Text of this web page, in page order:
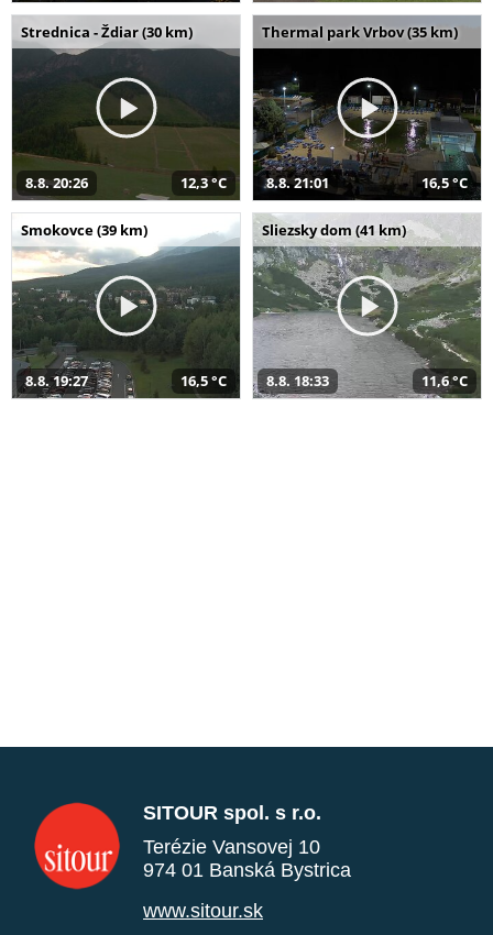
Strednica - Ždiar (30 km)
8.8. 20:26 12,3 °C
Thermal park Vrbov (35 km)
8.8. 21:01 16,5 °C
Smokovce (39 km)
8.8. 19:27 16,5 °C
Sliezsky dom (41 km)
8.8. 18:33 11,6 °C
SITOUR spol. s r.o.
Terézie Vansovej 10
974 01 Banská Bystrica
www.sitour.sk